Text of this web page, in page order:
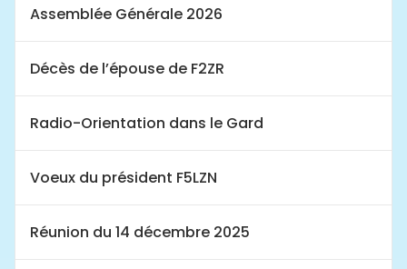
Assemblée Générale 2026
Décès de l’épouse de F2ZR
Radio-Orientation dans le Gard
Voeux du président F5LZN
Réunion du 14 décembre 2025